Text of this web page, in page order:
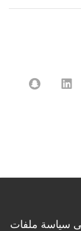
سياسة ملفات